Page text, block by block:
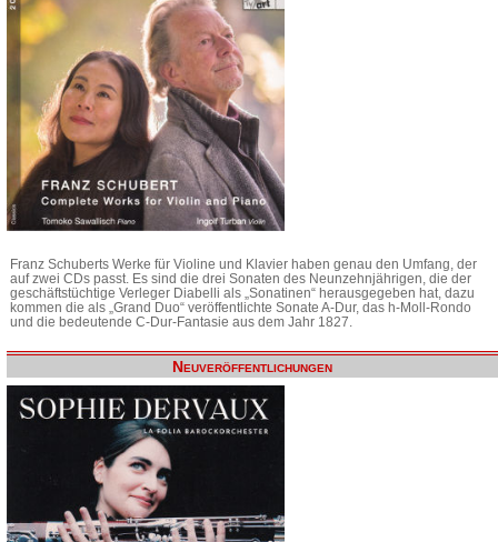
Franz Schuberts Werke für Violine und Klavier haben genau den Umfang, der
auf zwei CDs passt. Es sind die drei Sonaten des Neunzehnjährigen, die der
geschäftstüchtige Verleger Diabelli als „Sonatinen“ herausgegeben hat, dazu
kommen die als „Grand Duo“ veröffentlichte Sonate A-Dur, das h-Moll-Rondo
und die bedeutende C-Dur-Fantasie aus dem Jahr 1827.
Neuveröffentlichungen